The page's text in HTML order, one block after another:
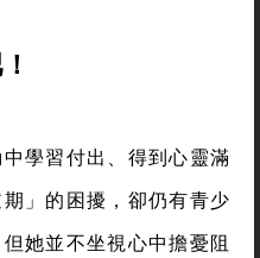
學習付出、得到心靈滿
」的困擾，卻仍有青少
她並不坐視心中擔憂阻